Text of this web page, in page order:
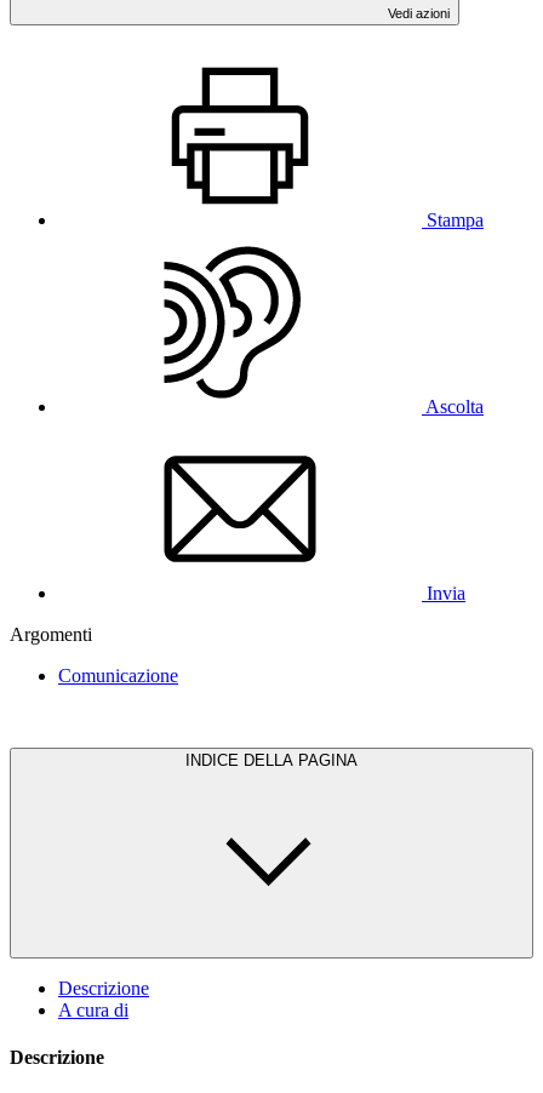
Vedi azioni
Stampa
Ascolta
Invia
Argomenti
Comunicazione
INDICE DELLA PAGINA
Descrizione
A cura di
Descrizione